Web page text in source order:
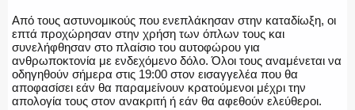
Η ΦΩΝΗ ΣΟΥ
ΟΠΛΑ/ΕΞΟΠΛΙΣΜΟΣ
Από τους αστυνομικούς που ενεπλάκησαν στην καταδίωξη, οι
επτά προχώρησαν στην χρήση των όπλων τους και
συνελήφθησαν στο πλαίσιο του αυτοφώρου για
ανθρωποκτονία με ενδεχόμενο δόλο. Όλοι τους αναμένεται να
οδηγηθούν σήμερα στις 19:00 στον εισαγγελέα που θα
αποφασίσει εάν θα παραμείνουν κρατούμενοι μέχρι την
απολογία τους στον ανακριτή ή εάν θα αφεθούν ελεύθεροι.